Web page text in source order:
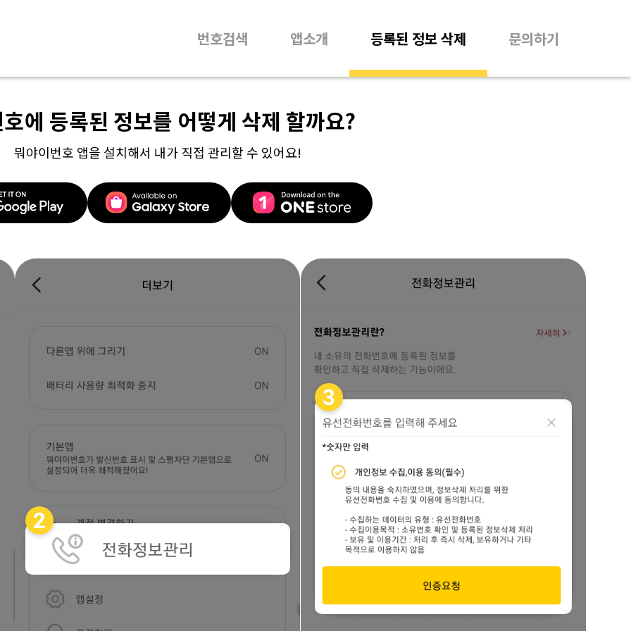
번호검색 앱소개 등록된 정보 삭제 문의하기
에 등록된 정보를 어떻게 삭제 할까요?
뭐야이번호 앱을 설치해서 내가 직접 관리할 수 있어요!